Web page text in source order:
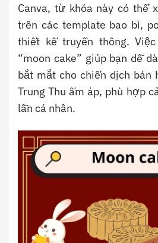
Canva, từ khóa này có thể
trên các template bao bì,
thiết kế truyền thông.
“moon cake” giúp bạn dễ
bắt mắt cho chiến dịch bán
Trung Thu ấm áp, phù hợp
lẫn cá nhân.